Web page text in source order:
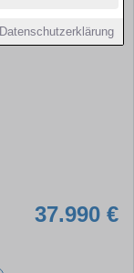
Datenschutzerklärung
37.990 €